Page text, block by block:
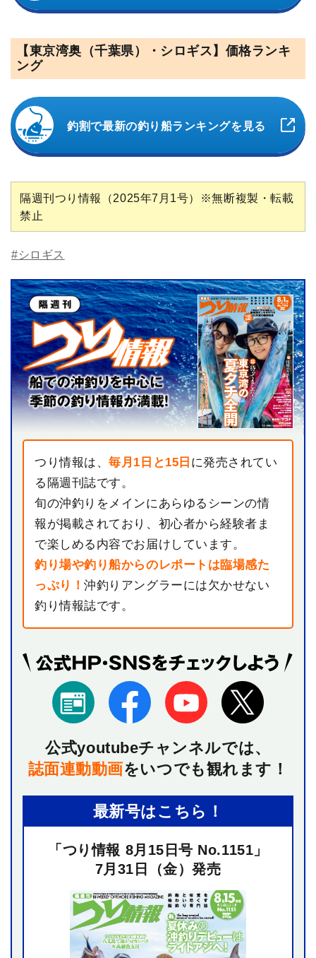
【東京湾奥（千葉県）・シロギス】価格ランキ
ング
釣割で最新の釣り船ランキングを見る
隔週刊つり情報（2025年7月1号）※無断複製・転載
禁止
#シロギス
つり情報は、毎月1日と15日 に発売されてい
る隔週刊誌です。
旬の沖釣りをメインにあらゆるシーンの情
報が掲載されており、初心者から経験者ま
で楽しめる内容でお届けしています。
釣り場や釣り船からのレポートは臨場感た
っぷり！沖釣りアングラーには欠かせない
釣り情報誌です。
公式youtubeチャンネルでは、
誌面連動動画をいつでも観れます！
最新号はこちら！
「つり情報 8月15日号 No.1151」
7月31日（金）発売